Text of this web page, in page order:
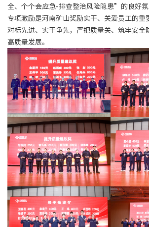
全、个个会应急-排查整治风险隐患”的良好氛
专项激励是河南矿山奖励实干、关爱员工的重
对标先进、实干争先，严把质量关、筑牢安全
高质量发展。